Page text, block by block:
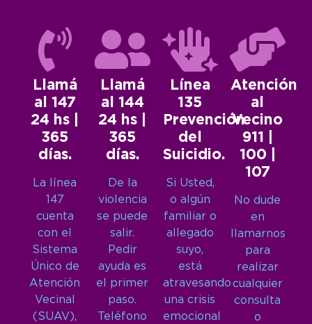
Llamá
al 147
24 hs |
365
días.
La línea
147
cuenta
con el
Sistema
Único de
Atención
Vecinal
(SUAV),
Llamá
al 144
24 hs |
365
días.
De la
violencia
se puede
salir.
Pedir
ayuda es
el primer
paso.
Teléfono
Línea
135
Prevención
del
Suicidio.
Si Usted,
o algún
familiar o
allegado
suyo,
está
atravesando
una crisis
emocional
Atención
al
Vecino
911 |
100 |
107
No dude
en
llamarnos
para
realizar
cualquier
consulta
o